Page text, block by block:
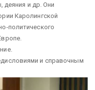
деяния и др. Они
Каролингской
политического
и справочным